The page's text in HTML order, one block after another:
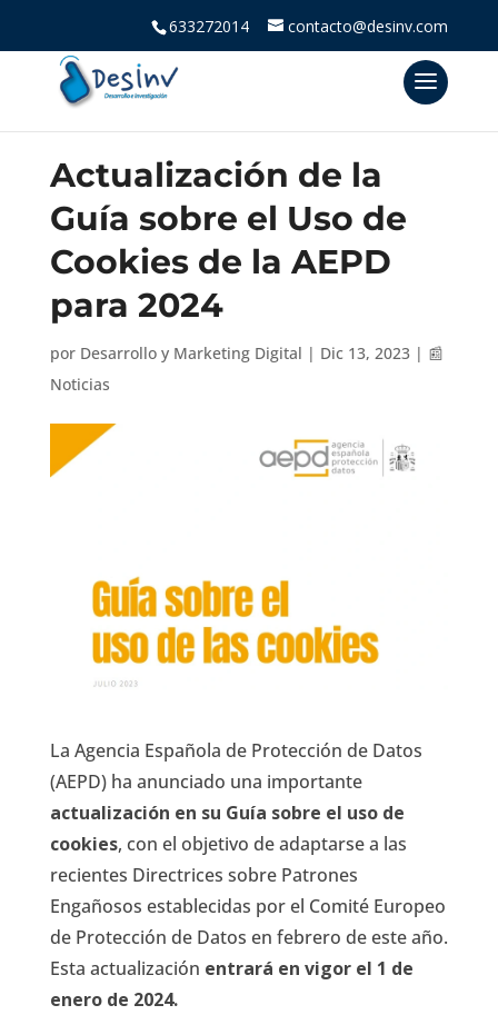
633272014 contacto@desinv.com
Actualización de la
Guía sobre el Uso de
Cookies de la AEPD
para 2024
por Desarrollo y Marketing Digital | Dic 13, 2023| 📰
Noticias
La Agencia Española de Protección de Datos
(AEPD) ha anunciado una importante
actualización en su Guía sobre el uso de
cookies, con el objetivo de adaptarse a las
recientes Directrices sobre Patrones
Engañosos establecidas por el Comité Europeo
de Protección de Datos en febrero de este año.
Esta actualización entrará en vigor el 1 de
enero de 2024.